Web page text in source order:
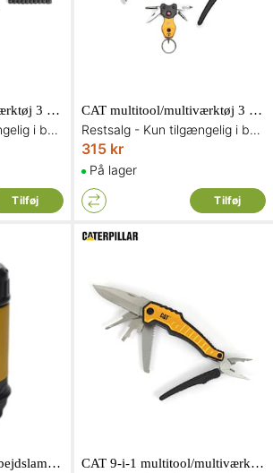
CAT multitool/multiværktøj 3 dele 240364
Restsalg - Kun tilgængelig i begrænset antal og så længe lager haves
Tilføj
CAT multitool/multiværktøj 3 dele 240125IG
Restsalg - Kun tilgængelig i begrænset antal og så længe lager haves
315 kr
På lager
Tilføj
CAT CT6515 LED arbejdslampe genopladelig 115/225 lumen CAT 9-i-1 multitool/multiværktøj 980381IG